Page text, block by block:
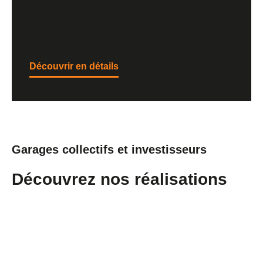
Découvrir en détails
Garages collectifs et investisseurs
Découvrez nos réalisations